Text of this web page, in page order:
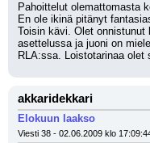
Pahoittelut olemattomasta
En ole ikinä pitänyt
Toisin kävi. Olet
asettelussa ja juoni on
RLA:ssa. Loistotarinaa
akkaridekkari
Elokuun laakso
Viesti 38 - 02.06.2009 klo